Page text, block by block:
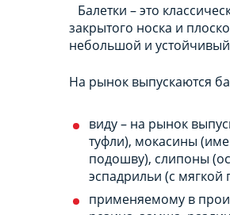
Балетки – это
закрытого носка и
небольшой и устойчивый
На рынок выпускаются
виду – на рынок
туфли), мокасины
подошву), слипоны
эспадрильи (с
применяемому в